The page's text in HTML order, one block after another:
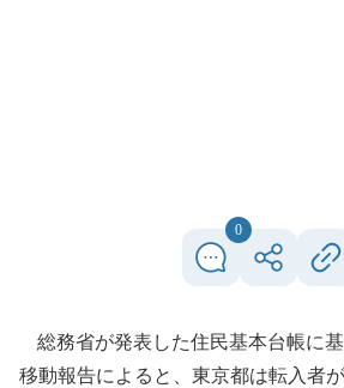
0
総務省が発表した住民基本台帳に
移動報告によると、東京都は転入者